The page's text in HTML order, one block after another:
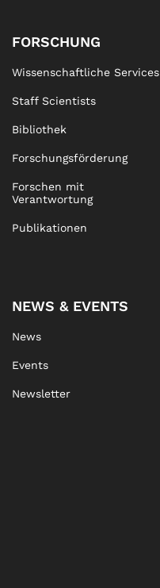
FORSCHUNG
Wissenschaftliche Services
Staff Scientists
Bibliothek
Forschungsförderung
Forschen mit
Verantwortung
Publikationen
NEWS & EVENTS
News
Events
Newsletter